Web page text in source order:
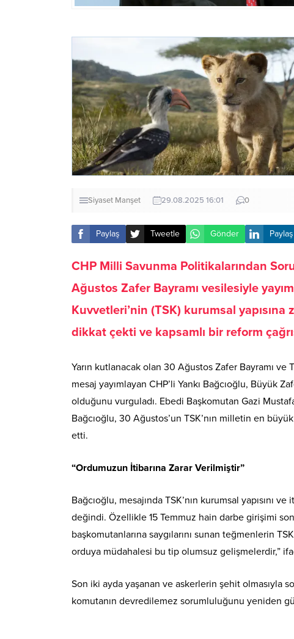
Siyaset Manşet 29.08.2025 16:01 0
Paylaş Tweetle Gönder Paylaş
CHP Milli Savunma Politikalarından
Ağustos Zafer Bayramı vesilesiyle
Kuvvetleri’nin (TSK) kurumsal
dikkat çekti ve kapsamlı bir reform
Yarın kutlanacak olan 30 Ağustos Zafer Bayramı
mesaj yayımlayan CHP’li Yankı Bağcıoğlu, Büyük
olduğunu vurguladı. Ebedi Başkomutan Gazi
Bağcıoğlu, 30 Ağustos’un TSK’nın milletin en
etti.
“Ordumuzun İtibarına Zarar Verilmiştir”
Bağcıoğlu, mesajında TSK’nın kurumsal yapısını
değindi. Özellikle 15 Temmuz hain darbe girişimi
başkomutanlarına saygılarını sunan teğmenlerin
orduya müdahalesi bu tip olumsuz gelişmelerdir,”
Son iki ayda yaşanan ve askerlerin şehit olmasıyla
komutanın devredilemez sorumluluğunu yeniden